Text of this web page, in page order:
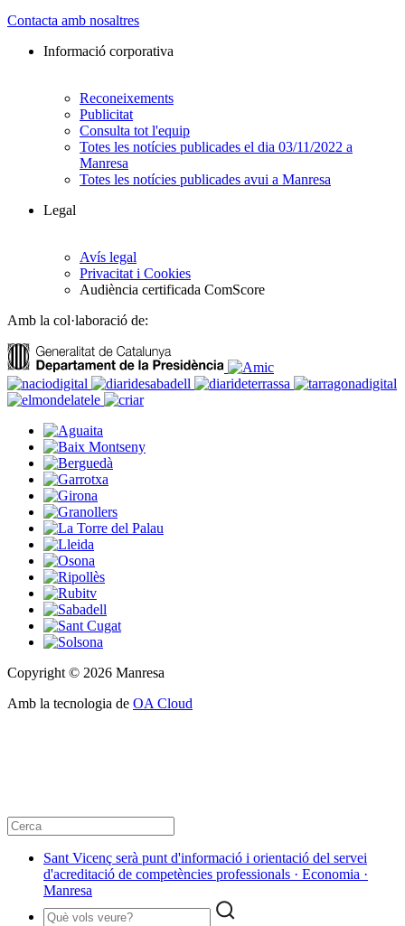
Contacta amb nosaltres
Informació corporativa
Reconeixements
Publicitat
Consulta tot l'equip
Totes les notícies publicades el dia 03/11/2022 a
Manresa
Totes les notícies publicades avui a Manresa
Legal
Avís legal
Privacitat i Cookies
Audiència certificada ComScore
Amb la col·laboració de:
Copyright © 2026 Manresa
Amb la tecnologia de OA Cloud
Sant Vicenç serà punt d'informació i orientació del servei
d'acreditació de competències professionals · Economia ·
Manresa